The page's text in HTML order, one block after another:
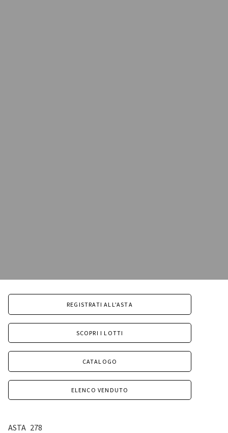
REGISTRATI ALL'ASTA
SCOPRI I LOTTI
CATALOGO
ELENCO VENDUTO
ASTA 278